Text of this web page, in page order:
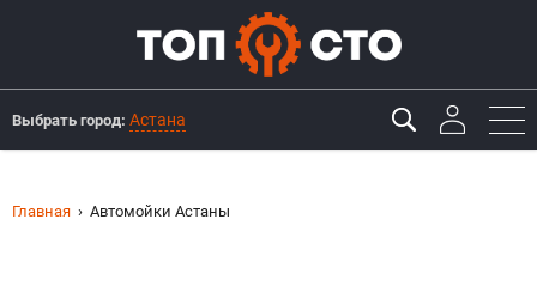
Выбрать город: Астана
Главная Автомойки Астаны